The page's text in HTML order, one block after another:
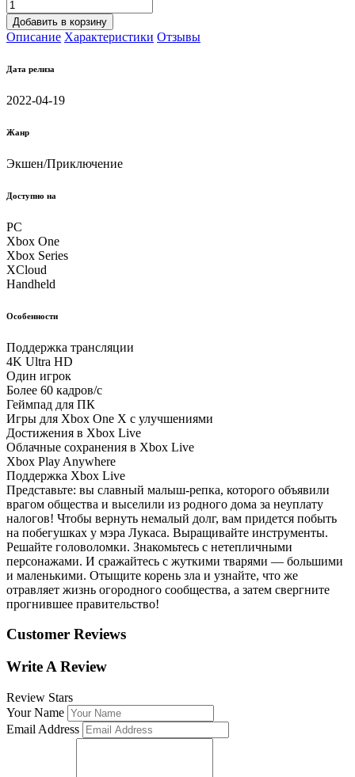
Добавить в корзину
Описание Характеристики Отзывы
Дата релиза
2022-04-19
Жанр
Экшен/Приключение
Доступно на
PC
Xbox One
Xbox Series
XCloud
Handheld
Особенности
Поддержка трансляции
4K Ultra HD
Один игрок
Более 60 кадров/с
Геймпад для ПК
Игры для Xbox One X с улучшениями
Достижения в Xbox Live
Облачные соxранения в Xbox Live
Xbox Play Anywhere
Поддержка Xbox Live
Представьте: вы славный малыш-репка, которого объявили
врагом общества и выселили из родного дома за неуплату
налогов! Чтобы вернуть немалый долг, вам придется побыть
на побегушках у мэра Лукаса. Выращивайте инструменты.
Решайте головоломки. Знакомьтесь с нетепличными
персонажами. И сражайтесь с жуткими тварями — большими
и маленькими. Отыщите корень зла и узнайте, что же
отравляет жизнь огородного сообщества, а затем свергните
прогнившее правительство!
Customer Reviews
Write A Review
Review Stars
Your Name
Email Address